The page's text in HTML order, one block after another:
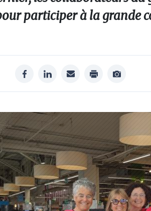
participer à la grande
facebooklinkedinmail print
Afficher